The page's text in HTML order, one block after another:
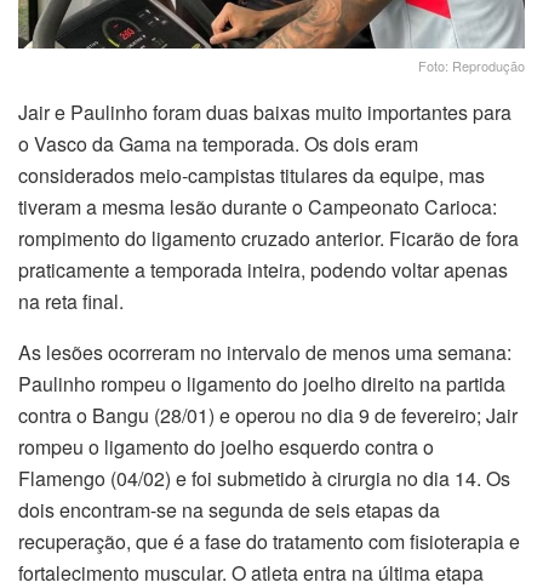
Foto: Reprodução
Jair e Paulinho foram duas baixas muito importantes para
o Vasco da Gama na temporada. Os dois eram
considerados meio-campistas titulares da equipe, mas
tiveram a mesma lesão durante o Campeonato Carioca:
rompimento do ligamento cruzado anterior. Ficarão de fora
praticamente a temporada inteira, podendo voltar apenas
na reta final.
As lesões ocorreram no intervalo de menos uma semana:
Paulinho rompeu o ligamento do joelho direito na partida
contra o Bangu (28/01) e operou no dia 9 de fevereiro; Jair
rompeu o ligamento do joelho esquerdo contra o
Flamengo (04/02) e foi submetido à cirurgia no dia 14. Os
dois encontram-se na segunda de seis etapas da
recuperação, que é a fase do tratamento com fisioterapia e
fortalecimento muscular. O atleta entra na última etapa